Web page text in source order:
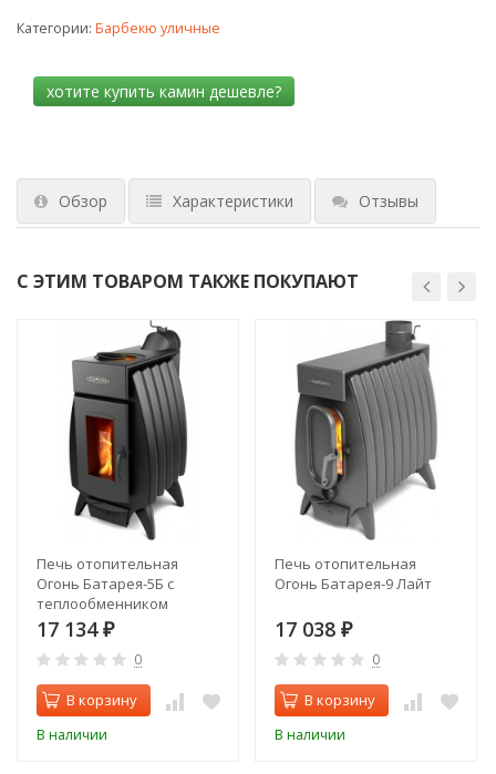
Категории: Барбекю уличные
Обзор Характеристики Отзывы
С ЭТИМ ТОВАРОМ ТАКЖЕ ПОКУПАЮТ
Печь отопительная
Огонь Батарея-5Б с
теплообменником
17 134 ₽
0
В корзину
В наличии
Печь отопительная
Огонь Батарея-9 Лайт
17 038 ₽
0
В корзину
В наличии